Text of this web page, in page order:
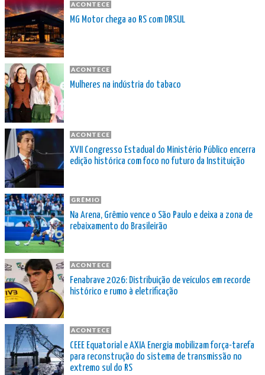
ACONTECE
MG Motor chega ao RS com DRSUL
ACONTECE
Mulheres na indústria do tabaco
ACONTECE
XVII Congresso Estadual do Ministério Público encerra
edição histórica com foco no futuro da Instituição
GRÊMIO
Na Arena, Grêmio vence o São Paulo e deixa a zona de
rebaixamento do Brasileirão
ACONTECE
Fenabrave 2026: Distribuição de veículos em recorde
histórico e rumo à eletrificação
ACONTECE
CEEE Equatorial e AXIA Energia mobilizam força-tarefa
para reconstrução do sistema de transmissão no
extremo sul do RS